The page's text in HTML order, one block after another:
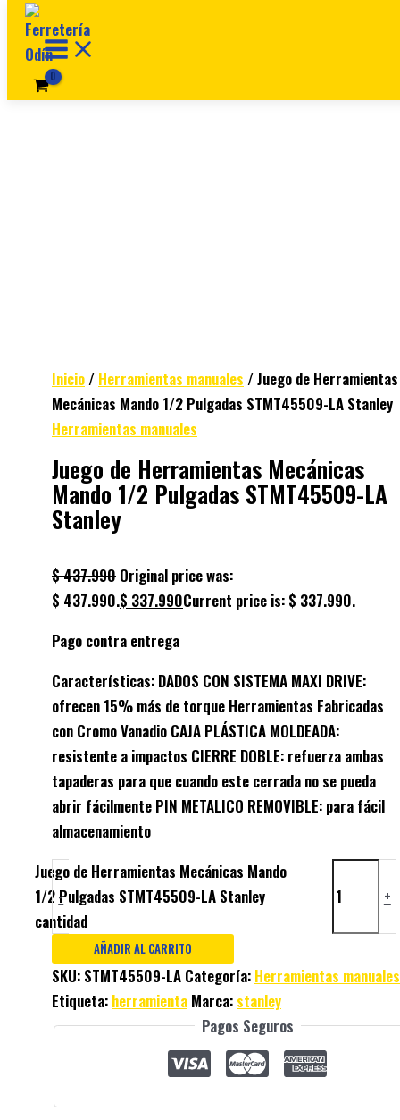
Ir al contenido
Inicio/ Herramientas manuales / Juego de Herramientas
Mecánicas Mando 1/2 Pulgadas STMT45509-LA Stanley
Herramientas manuales
Juego de Herramientas Mecánicas
Mando 1/2 Pulgadas STMT45509-LA
Stanley
$437.990 Original price was:
$ 437.990.$ 337.990Current price is: $ 337.990.
Pago contra entrega
Características: DADOS CON SISTEMA MAXI DRIVE:
ofrecen 15% más de torque Herramientas Fabricadas
con Cromo Vanadio CAJA PLÁSTICA MOLDEADA:
resistente a impactos CIERRE DOBLE: refuerza ambas
tapaderas para que cuando este cerrada no se pueda
abrir fácilmente PIN METALICO REMOVIBLE: para fácil
almacenamiento
-
Juego de Herramientas Mecánicas Mando
1/2 Pulgadas STMT45509-LA Stanley
cantidad
+
AÑADIR AL CARRITO
SKU: STMT45509-LA Categoría: Herramientas manuales
Etiqueta: herramienta Marca: stanley
Pagos Seguros